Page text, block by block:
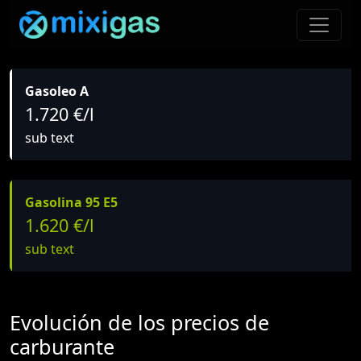
Gasoleo A
1.720 €/l
sub text
Gasolina 95 E5
1.620 €/l
sub text
Evolución de los precios de
carburante